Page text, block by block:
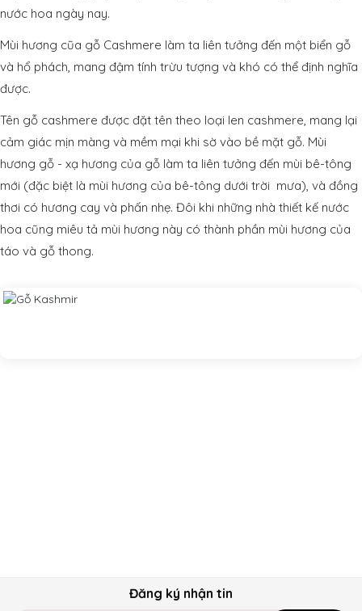
nước hoa ngày nay.
Mùi hương cũa gỗ Cashmere làm ta liên tưởng đến một biển gỗ
và hổ phách, mang đậm tính trừu tượng và khó có thể định nghĩa
được.
Tên gỗ cashmere được đặt tên theo loại len cashmere, mang lại
cảm giác mịn màng và mềm mại khi sờ vào bề mặt gỗ. Mùi
hương gỗ - xạ hương của gỗ làm ta liên tưởng đến mùi bê-tông
mới (đặc biệt là mùi hương của bê-tông dưới trời mưa), và đồng
thơi có hương cay và phấn nhẹ. Đôi khi những nhà thiết kế nước
hoa cũng miêu tả mùi hương này có thành phần mùi hương của
táo và gỗ thong.
Đăng ký nhận tin